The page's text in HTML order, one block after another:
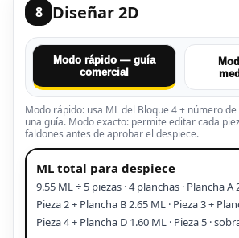
8 Diseñar 2D
Modo rápido — guía
comercial
Modo rápido: usa ML del Bloque 4 + número
una guía. Modo exacto: permite editar cada
faldones antes de aprobar el despiece.
ML total para despiece
9.55 ML ÷ 5 piezas · 4 planchas · Plancha A
Pieza 2 + Plancha B 2.65 ML · Pieza 3 +
Pieza 4 + Plancha D 1.60 ML · Pieza 5 ·